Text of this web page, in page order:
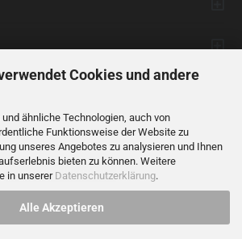
Cookies und andere
ähnliche Technologien, auch von
Funktionsweise der Website zu
unseres Angebotes zu analysieren und Ihnen
bieten zu können. Weitere
in unserer Datenschutzerklärung.
Alle Akzeptieren
Vertrag widerrufen